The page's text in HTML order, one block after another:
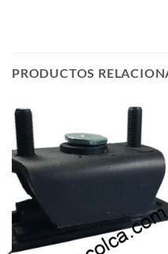
PRODUCTOS